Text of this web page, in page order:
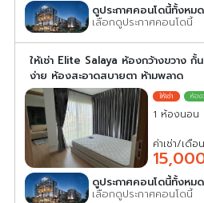
ดูประกาศคอนโดนี้ทั้งหมด
เลือกดูประกาศคอนโดนี้
ให้เช่า Elite Salaya ห้องกว้างขวาง
ง่าย ห้องสะอาดสบายตา ห้ามพลาด
1 ห้องนอน
ค่าเช่า/เดือน
ดูประกาศคอนโดนี้ทั้งหมด
เลือกดูประกาศคอนโดนี้